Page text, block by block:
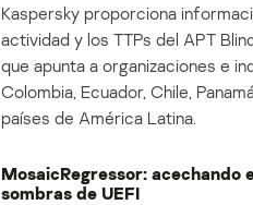
Kaspersky proporciona
actividad y los TTPs del APT
que apunta a organizaciones e
Colombia, Ecuador, Chile,
países de América Latina.
MosaicRegressor: acechando
sombras de UEFI